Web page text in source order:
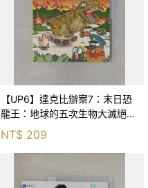
【UP6】達克比辦案7：末日恐
龍王：地球的五次生物大滅絕_
胡妙芬
NT$ 209